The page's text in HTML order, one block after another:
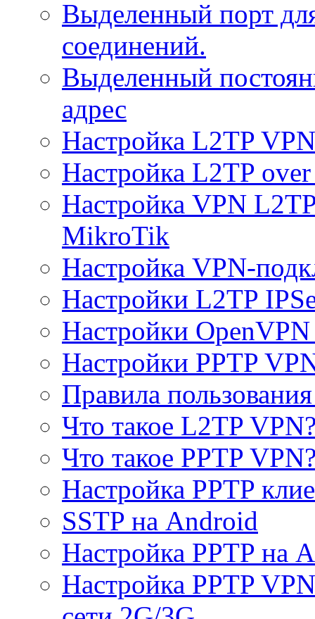
Выделенный порт
соединений.
Выделенный
адрес
Настройка L2TP
Настройка L2TP
Настройка VPN
MikroTik
Настройка VPN-
Настройки L2TP
Настройки
Настройки PPTP
Правила
Что такое L2TP
Что такое PPTP
Настройка PPTP
SSTP на Android
Настройка PPTP на
Настройка PPTP